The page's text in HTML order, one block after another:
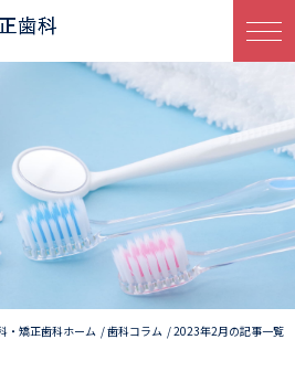
・矯正歯科ホーム 歯科コラム 2023年2月の記事一覧